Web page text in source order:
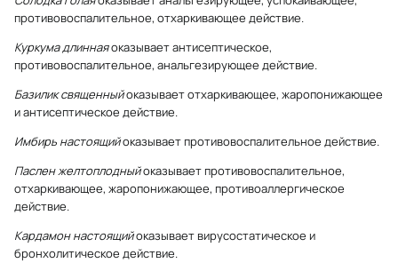
противовоспалительное, отхаркивающее действие.
Куркума длиннаяоказывает антисептическое,
противовоспалительное, анальгезирующее действие.
Базилик священныйоказывает отхаркивающее, жаропонижающее
и антисептическое действие.
Имбирь настоящийоказывает противовоспалительное действие.
Паслен желтоплодныйоказывает противовоспалительное,
отхаркивающее, жаропонижающее, противоаллергическое
действие.
Кардамон настоящийоказывает вирусостатическое и
бронхолитическое действие.